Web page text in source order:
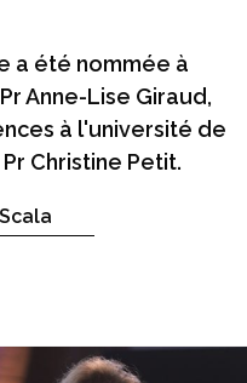
a été nommée à
Anne-Lise Giraud,
à l'université de
Christine Petit.